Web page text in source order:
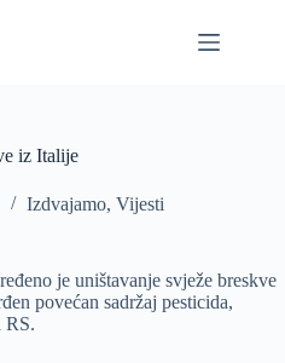
iz Italije
Izdvajamo, Vijesti
je uništavanje svježe breskve
povećan sadržaj pesticida,
RS.